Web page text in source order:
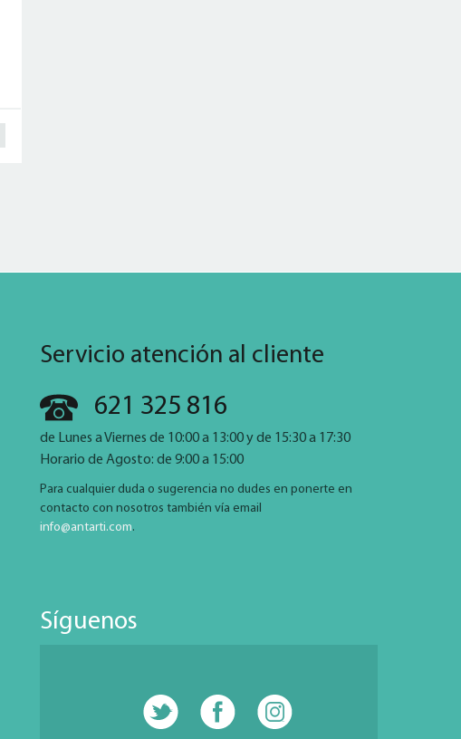
Servicio atención al cliente
621 325 816
de Lunes a Viernes de 10:00 a 13:00 y de 15:30 a 17:30
Horario de Agosto: de 9:00 a 15:00
Para cualquier duda o sugerencia no dudes en ponerte en
contacto con nosotros también vía email
info@antarti.com.
Síguenos